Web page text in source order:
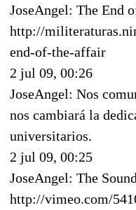
JoseAngel: The End
http://
end-of-the-affair
2 jul 09, 00:26
JoseAngel: Nos
nos cambiará la
universitarios.
2 jul 09, 00:25
JoseAngel: The
http://vimeo.com/